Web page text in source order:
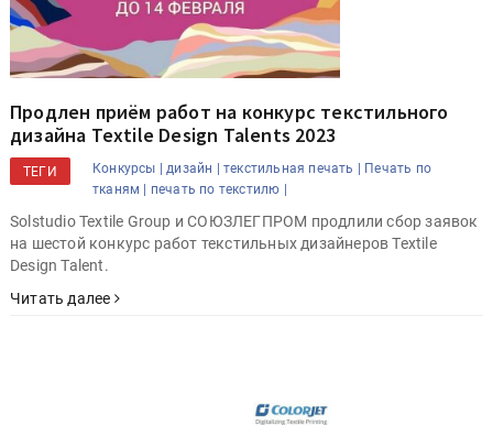
Продлен приём работ на конкурс текстильного
дизайна Textile Design Talents 2023
ТЕГИ Конкурсы | дизайн | текстильная печать | Печать по
тканям | печать по текстилю |
Solstudio Textile Group и СОЮЗЛЕГПРОМ продлили сбор заявок
на шестой конкурс работ текстильных дизайнеров Textile
Design Talent.
Читать далее